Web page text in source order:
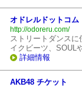
オドレルドットコム
http://odoreru.com/
ストリートダンス
イクビーツ、SOUL
詳細情報
AKB48 チケット